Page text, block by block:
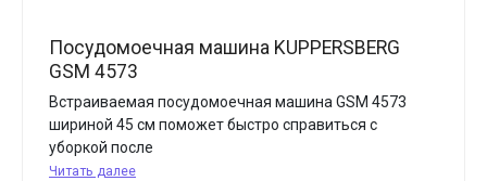
Посудомоечная машина KUPPERSBERG
GSM 4573
Встраиваемая посудомоечная машина GSM 4573
шириной 45 см поможет быстро справиться с
уборкой после
Читать далее